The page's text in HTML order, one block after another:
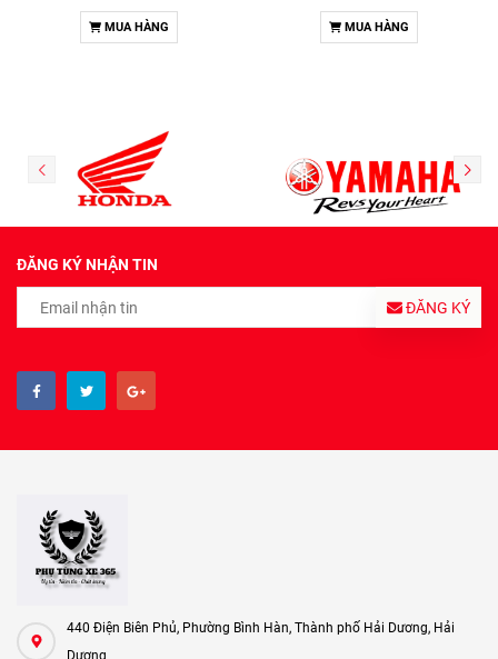
MUA HÀNG MUA HÀNG
ĐĂNG KÝ NHẬN TIN
ĐĂNG KÝ
440 Điện Biên Phủ, Phường Bình Hàn, Thành phố Hải Dương, Hải
Dương